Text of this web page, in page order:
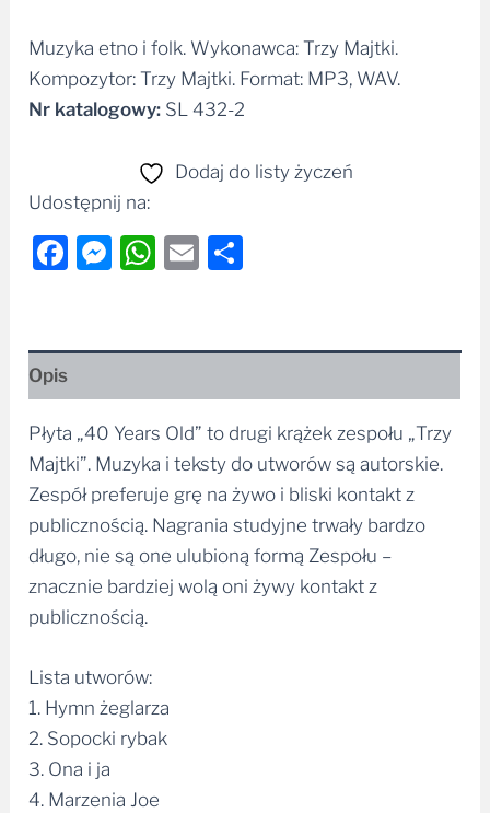
Alternative:
Muzyka etno i folk. Wykonawca: Trzy Majtki.
Kompozytor: Trzy Majtki. Format: MP3, WAV.
Nr katalogowy: SL 432-2
Dodaj do listy życzeń
Udostępnij na:
Facebook
Messenger
WhatsApp
Email
Opis
Płyta „40 Years Old” to drugi krążek zespołu „Trzy
Majtki”. Muzyka i teksty do utworów są autorskie.
Zespół preferuje grę na żywo i bliski kontakt z
publicznością. Nagrania studyjne trwały bardzo
długo, nie są one ulubioną formą Zespołu –
znacznie bardziej wolą oni żywy kontakt z
publicznością.
Lista utworów:
1. Hymn żeglarza
2. Sopocki rybak
3. Ona i ja
4. Marzenia Joe